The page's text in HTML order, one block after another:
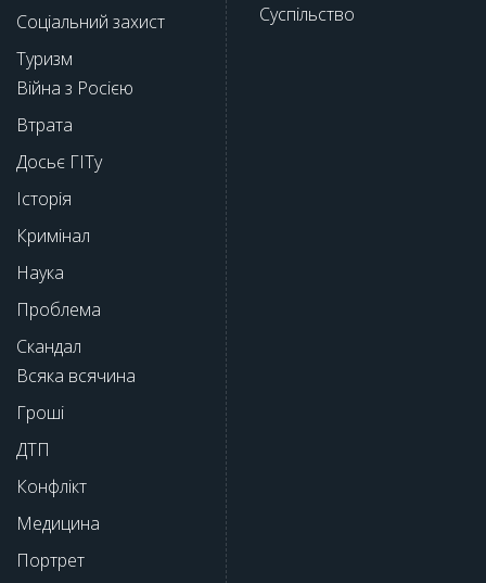
Соціальний захист
Туризм
Війна з Росією
Втрата
Досьє ГІТу
Історія
Кримінал
Наука
Проблема
Скандал
Всяка всячина
Гроші
ДТП
Конфлікт
Медицина
Портрет
Суспільство